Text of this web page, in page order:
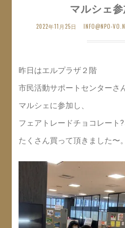
マルシェ
2022年11月25日 INFO@NPO-
昨日はエルプラザ２階
市民活動サポートセンターさ
マルシェに参加し、
フェアトレードチョコレート?
たくさん買って頂きました〜。